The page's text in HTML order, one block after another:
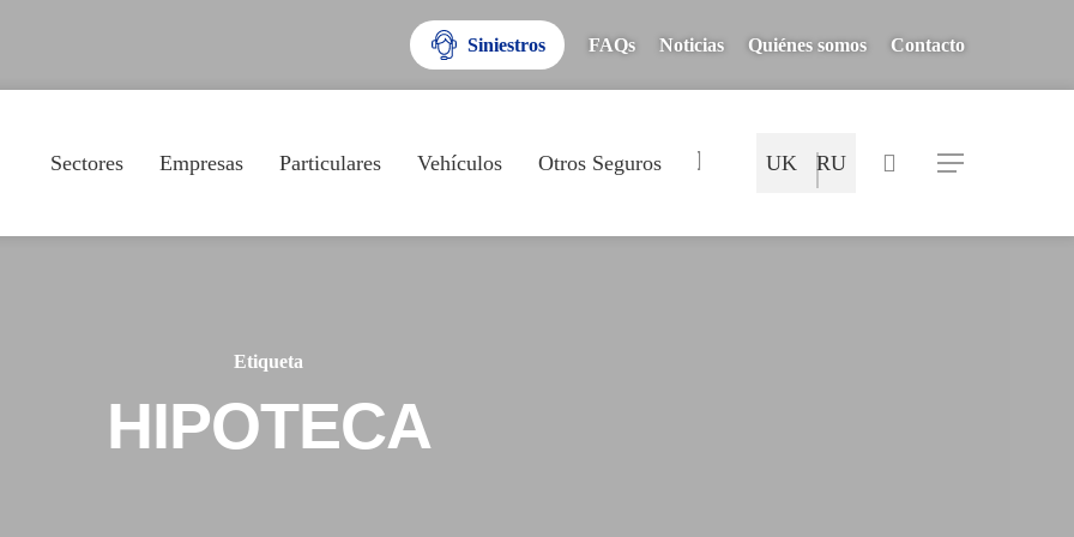
Siniestros FAQs Noticias Quiénes somos Contacto
Sectores Empresas Particulares Vehículos Otros Seguros Mapa del Sitio
UK RU search
Menu
Etiqueta
HIPOTECA